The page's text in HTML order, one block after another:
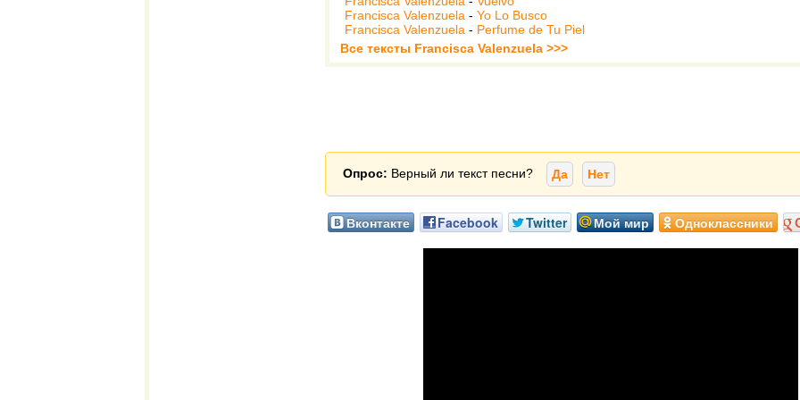
Francisca Valenzuela - Yo Lo Busco
Francisca Valenzuela - Perfume de Tu Piel
Все тексты Francisca Valenzuela >>>
Опрос: Верный ли текст песни? Да Нет
Вконтакте Facebook Twitter Мой мир Одноклассники